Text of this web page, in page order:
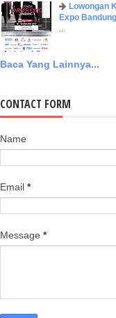
Lowongan
Expo
...
Baca Yang Lainnya...
CONTACT FORM
Name
Email *
Message *